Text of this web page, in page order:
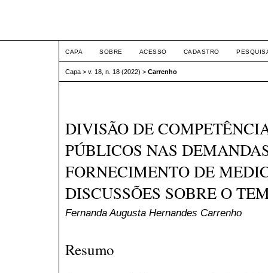
CAPA SOBRE ACESSO CADASTRO
Capa > v. 18, n. 18 (2022) > Carrenho
DIVISÃO DE
PÚBLICOS NAS
FORNECIMENTO DE
DISCUSSÕES SOBRE O
Fernanda Augusta Hernandes Carrenho
Resumo